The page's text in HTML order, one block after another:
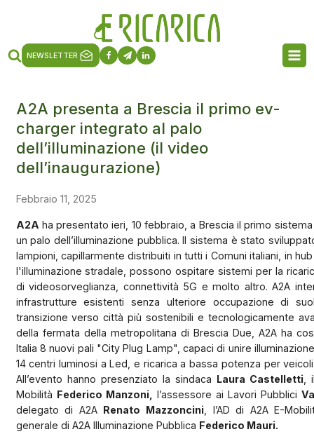
NEWSLETTER
A2A presenta a Brescia il primo ev-
charger integrato al palo
dell’illuminazione (il video
dell’inaugurazione)
Febbraio 11, 2025
A2A ha presentato ieri, 10 febbraio, a Brescia il primo
un palo dell’illuminazione pubblica. Il sistema è stato
lampioni, capillarmente distribuiti in tutti i Comuni italiani, in
l'illuminazione stradale, possono ospitare sistemi per la
di videosorveglianza, connettività 5G e molto altro. A2A
infrastrutture esistenti senza ulteriore occupazione di
transizione verso città più sostenibili e tecnologicamente
della fermata della metropolitana di Brescia Due, A2A ha
Italia 8 nuovi pali "City Plug Lamp", capaci di unire
14 centri luminosi a Led, e ricarica a bassa potenza per
All’evento hanno presenziato la sindaca Laura Castelletti
Mobilità Federico Manzoni, l’assessore ai Lavori Pubblici
delegato di A2A Renato Mazzoncini , l’AD di A2A E-
generale di A2A Illuminazione Pubblica Federico Mauri.